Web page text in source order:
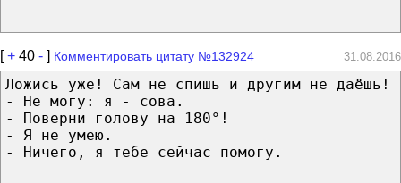
[+ 40 - ] Комментировать цитату №132924 31.08.2016
Ложись уже! Сам не спишь и другим не даёшь!
- Не могу: я - сова.
- Поверни голову на 180°!
- Я не умею.
- Ничего, я тебе сейчас помогу.